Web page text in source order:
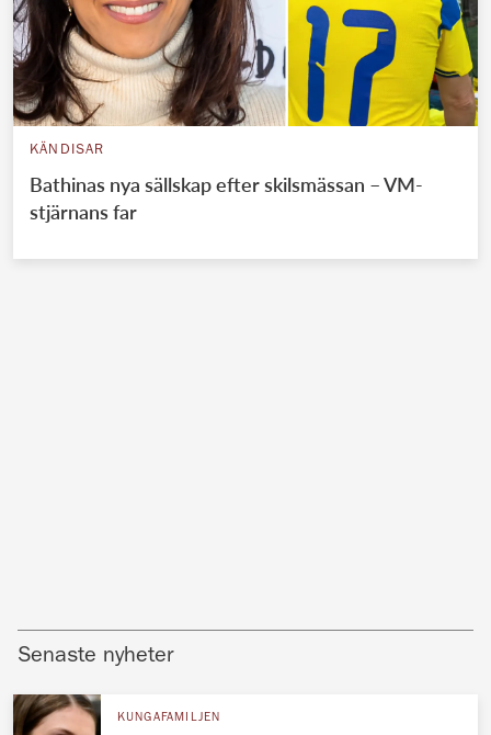
KÄNDISAR
Bathinas nya sällskap efter skilsmässan – VM-
stjärnans far
Senaste nyheter
KUNGAFAMILJEN